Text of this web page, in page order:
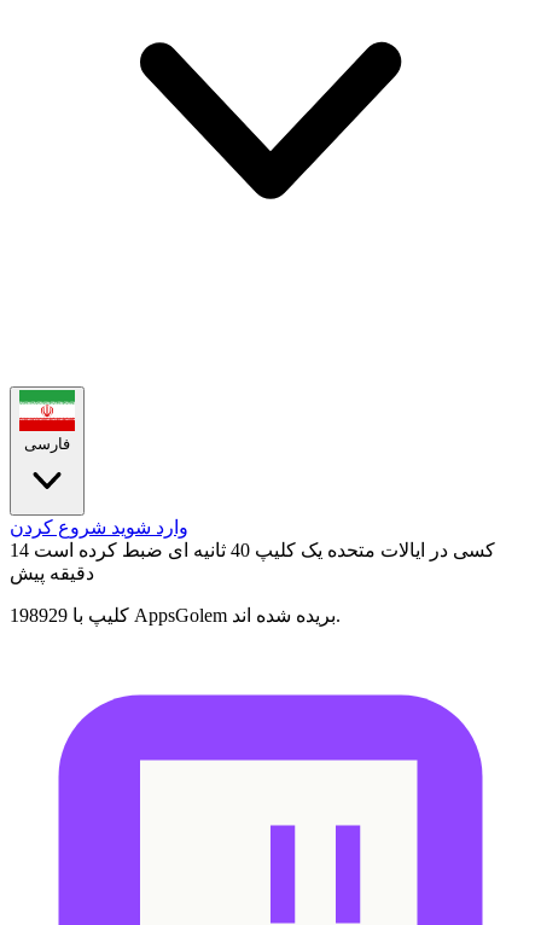
فارسی
وارد شوید شروع کردن
کسی در ایالات متحده یک کلیپ 40 ثانیه ای ضبط کرده است
14
دقیقه پیش
198929 کلیپ با AppsGolem بریده شده اند.